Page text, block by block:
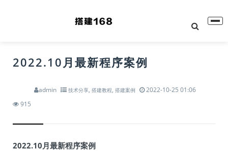
2022.10月最新程序案例
admin 技术分享, 搭建教程, 搭建案例
2022-10-25 01:06
915
2022.10月最新程序案例